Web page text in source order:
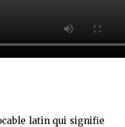
latin qui signifie